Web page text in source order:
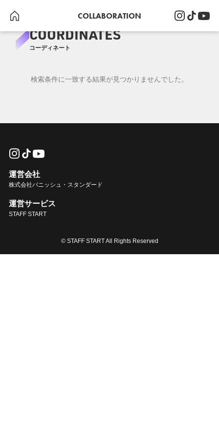
COLLABORATION
COORDINATES
コーディネート
検索条件に一致する結果が見つかりませんでした。
運営会社
株式会社バニッシュ・スタンダード
運営サービス
STAFF START
© STAFF START All Rights Reserved